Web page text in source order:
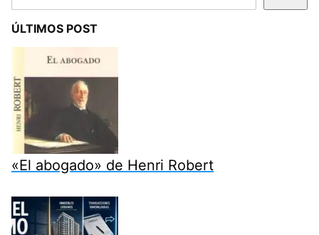
ÚLTIMOS POST
«El abogado» de Henri Robert